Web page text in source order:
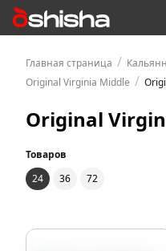
Главная страница /
Original Virginia Middle /
Original
Товаров
24
36 72